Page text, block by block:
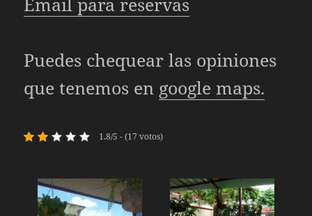
Puedes chequear las opiniones
que tenemos en google maps.
1.8/5 - (17 votos)